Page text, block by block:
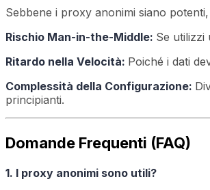
Sebbene i proxy anonimi siano
Rischio Man-in-the-Middle: Se
Ritardo nella Velocità: Poiché i dati
Complessità della Configurazione:
principianti.
Domande Frequenti (FAQ)
1. I proxy anonimi sono utili?